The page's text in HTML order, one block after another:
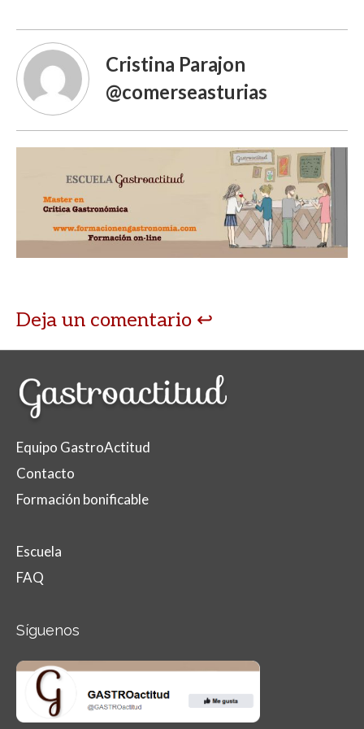
Cristina Parajon
@comerseasturias
Deja un comentario
Equipo GastroActitud
Contacto
Formación bonificable
Escuela
FAQ
Síguenos